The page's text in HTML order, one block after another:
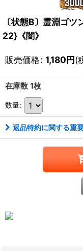
〔状態B〕霊淵ゴ
22}《闇》
販売価格: 1,180円(
在庫数 1枚
数量:
返品特約に関する重